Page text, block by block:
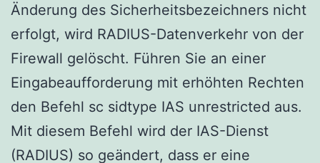
Änderung des Sicherheitsbezeichners nicht
erfolgt, wird RADIUS-Datenverkehr von der
Firewall gelöscht. Führen Sie an einer
Eingabeaufforderung mit erhöhten Rechten
den Befehl sc sidtype IAS unrestricted aus.
Mit diesem Befehl wird der IAS-Dienst
(RADIUS) so geändert, dass er eine